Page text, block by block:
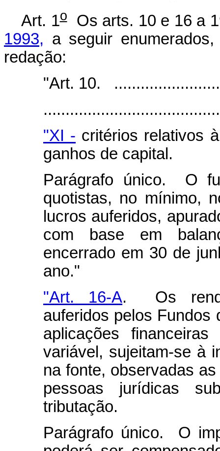
Art. 1oOs arts. 10 e 16 a
1993, a seguir
redação:
"Art. 10.
"XI - critérios relativos
ganhos de capital.
Parágrafo único. O
quotistas, no mínimo,
lucros auferidos,
com base em
encerrado em 30 de
ano."
"Art. 16-A. Os
auferidos pelos Fundos
aplicações
variável, sujeitam-se à
na fonte, observadas
pessoas jurídicas
tributação.
Parágrafo único. O